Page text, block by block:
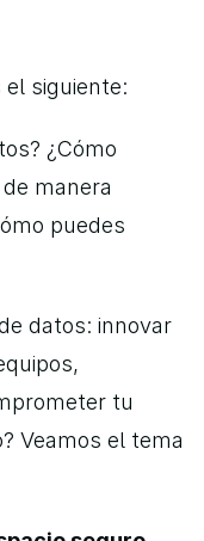
siguiente:
¿Cómo
manera
puedes
datos: innovar
tu
Veamos el tema